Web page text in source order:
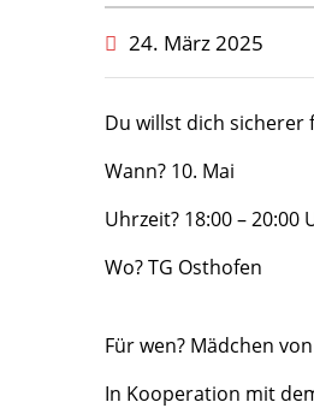
24. März 2025
Du willst dich sicherer
Wann? 10. Mai
Uhrzeit? 18:00 – 20:00
Wo? TG Osthofen
Für wen? Mädchen
In Kooperation mit